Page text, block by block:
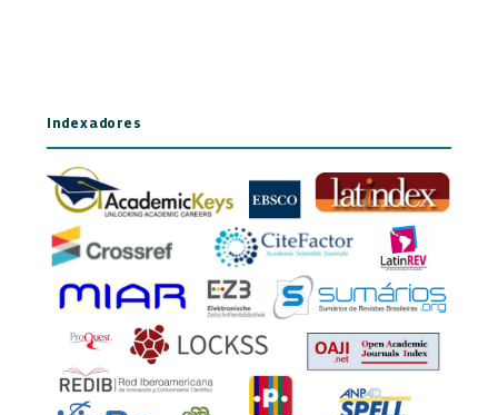
Indexadores